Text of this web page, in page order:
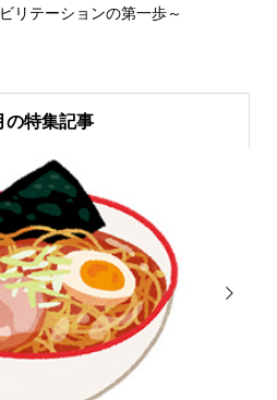
リテーションの第一歩～
の特集記事
